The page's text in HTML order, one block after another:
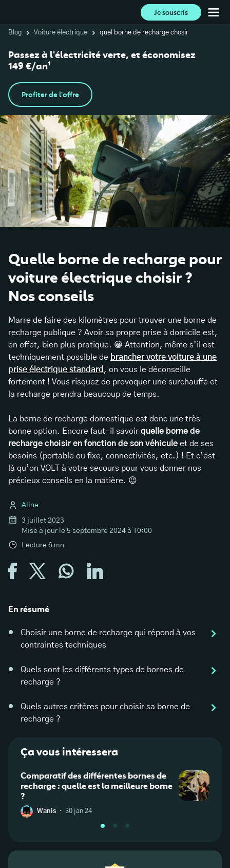
Je souscris
Blog Voiture électrique quel borne de recharge chosir
Passez à l'électricité verte, et économisez
149 €/an¹
Profiter de l'offre
Quelle borne de recharge pour
voiture électrique choisir ?
Nos conseils
Marre de faire des kilomètres pour trouver une borne de
recharge publique ? Avoir sa propre prise à domicile est,
en effet, bien plus pratique. 😀 Attention, même s’il est
techniquement possible de brancher votre voiture à une
prise électrique standard , on vous le déconseille
fortement ! Vous risquez de provoquer une surchauffe et
la recharge prendra beaucoup de temps.
La borne de recharge domestique est donc une très
bonne option. Encore faut-il savoir quelle borne de
recharge choisir en fonction de son véhicule et de ses
besoins (portable ou fixe, connectivités, etc.) ! Et c’est
là qu’on VOLT à votre secours pour vous donner nos
précieux conseils en la matière. 😉
Aline
3 juillet 2023
Mise à jour le 5 septembre 2024 à 10:00
Lecture 6 mn
En résumé
Choisir une borne de recharge qui répond à vos
contraintes techniques
Quels sont les différents types de bornes de
recharge ?
Quels autres critères pour choisir sa borne de
recharge ?
Ça vous intéressera
Comparatif des différentes bornes de
recharge : quelle est la meilleure borne
?
Wanis · 30 jan 24